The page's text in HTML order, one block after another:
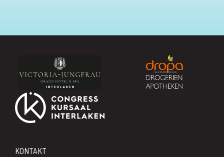
KONTAKT